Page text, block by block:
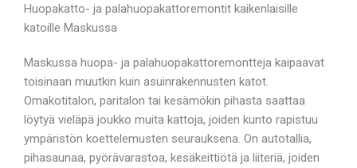
Huopakatto- ja palahuopakattoremontit kaikenlaisille
katoille Maskussa
Maskussa huopa- ja palahuopakattoremontteja kaipaavat
toisinaan muutkin kuin asuinrakennusten katot.
Omakotitalon, paritalon tai kesämökin pihasta saattaa
löytyä vieläpä joukko muita kattoja, joiden kunto rapistuu
ympäristön koettelemusten seurauksena. On autotallia,
pihasaunaa, pyörävarastoa, kesäkeittiötä ja liiteriä, joiden